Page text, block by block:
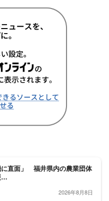
に直面」 福井県内の農業団体
…
2026年8月8日